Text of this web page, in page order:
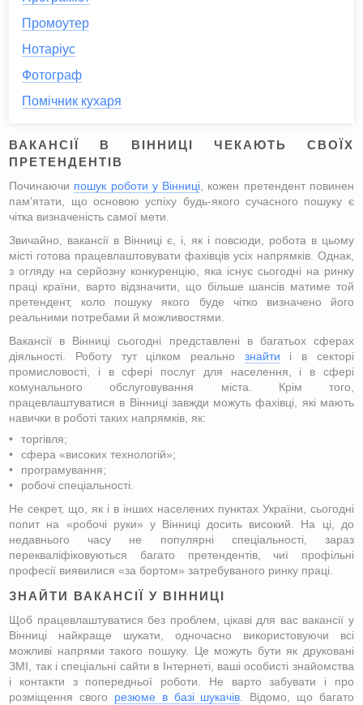
Промоутер
Нотаріус
Фотограф
Помічник кухаря
ВАКАНСІЇ В ВІННИЦІ ЧЕКАЮТЬ СВОЇХ
ПРЕТЕНДЕНТІВ
Починаючи пошук роботи у Вінниці , кожен претендент повинен
пам'ятати, що основою успіху будь-якого сучасного пошуку є
чітка визначеність самої мети.
Звичайно, вакансії в Вінниці є, і, як і повсюди, робота в цьому
місті готова працевлаштовувати фахівців усіх напрямків. Однак,
з огляду на серйозну конкуренцію, яка існує сьогодні на ринку
праці країни, варто відзначити, що більше шансів матиме той
претендент, коло пошуку якого буде чітко визначено його
реальними потребами й можливостями.
Вакансії в Вінниці сьогодні представлені в багатьох сферах
діяльності. Роботу тут цілком реально знайти і в секторі
промисловості, і в сфері послуг для населення, і в сфері
комунального обслуговування міста. Крім того,
працевлаштуватися в Вінниці завжди можуть фахівці, які мають
навички в роботі таких напрямків, як:
торгівля;
сфера «високих технологій»;
програмування;
робочі спеціальності.
Не секрет, що, як і в інших населених пунктах України, сьогодні
попит на «робочі руки» у Вінниці досить високий. На ці, до
недавнього часу не популярні спеціальності, зараз
перекваліфіковуються багато претендентів, чиї профільні
професії виявилися «за бортом» затребуваного ринку праці.
ЗНАЙТИ ВАКАНСІЇ У ВІННИЦІ
Щоб працевлаштуватися без проблем, цікаві для вас вакансії у
Вінниці найкраще шукати, одночасно використовуючи всі
можливі напрями такого пошуку. Це можуть бути як друковані
ЗМІ, так і спеціальні сайти в Інтернеті, ваші особисті знайомства
і контакти з попередньої роботи. Не варто забувати і про
розміщення свого резюме в базі шукачів. Відомо, що багато